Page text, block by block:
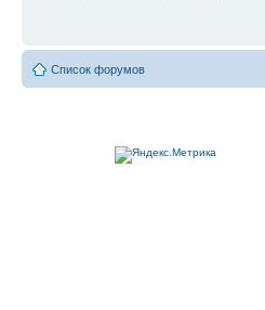
Список форумов